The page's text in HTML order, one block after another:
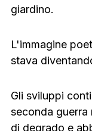
giardino.
L'immagine
stava
Gli sviluppi
seconda guerra
di degrado e